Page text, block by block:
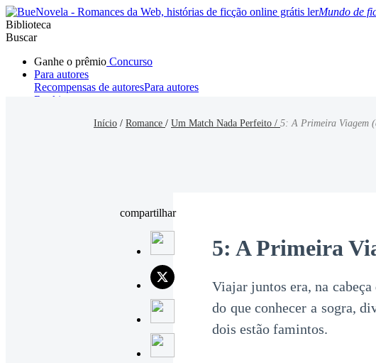
Mundo de
Biblioteca
Buscar
Ganhe o prêmio Concurso
Para autores
Recompensas de autoresPara autores
Ranking
Início / Romance / Um Match Nada Perfeito / 5: A Primeira Viagem
compartilhar
5: A Primeira
Viajar juntos era, na
do que conhecer a sogra,
dois estão famintos.